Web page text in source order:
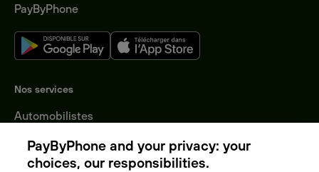
PayByPhone
Nos services
Automobilistes
Collectivités
Nos villes
PayByPhone and your privacy: your
choices, our responsibilities.